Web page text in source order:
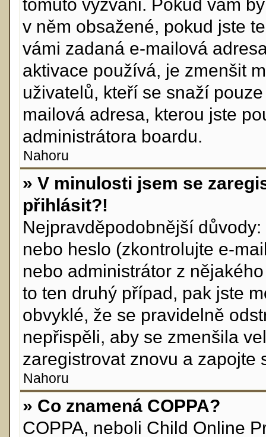
tomuto vyzváni. Pokud vám
v něm obsažené, pokud jste
vámi zadaná e-mailová
aktivace používá, je zmenšit
uživatelů, kteří se snaží
mailová adresa, kterou jste
administrátora boardu.
Nahoru
» V minulosti jsem se
přihlásit?!
Nejpravděpodobnější
nebo heslo (zkontrolujte e-
nebo administrátor z
to ten druhý případ, pak jste
obvyklé, že se pravidelně
nepřispěli, aby se zmenšila
zaregistrovat znovu a zapojte
Nahoru
» Co znamená COPPA?
COPPA, neboli Child Online